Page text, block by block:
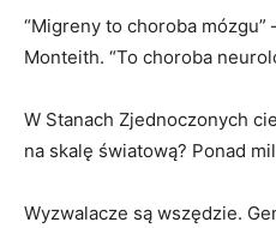
“Migreny to choroba mózgu”
Monteith. “To choroba
W Stanach Zjednoczonych
na skalę światową? Ponad
Wyzwalacze są wszędzie.